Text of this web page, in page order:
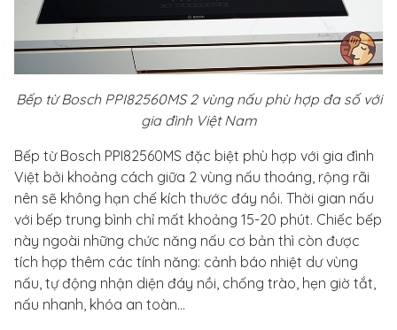
Bếp từ Bosch PPI82560MS 2 vùng nấu phù hợp đa số với
gia đình Việt Nam
Bếp từ Bosch PPI82560MS đặc biệt phù hợp với gia đình
Việt bởi khoảng cách giữa 2 vùng nấu thoáng, rộng rãi
nên sẽ không hạn chế kích thước đáy nồi. Thời gian nấu
với bếp trung bình chỉ mất khoảng 15-20 phút. Chiếc bếp
này ngoài những chức năng nấu cơ bản thì còn được
tích hợp thêm các tính năng: cảnh báo nhiệt dư vùng
nấu, tự động nhận diện đáy nồi, chống trào, hẹn giờ tắt,
nấu nhanh, khóa an toàn...